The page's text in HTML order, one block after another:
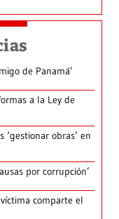
de Panamá’
a la Ley de
obras’ en
por corrupción’
comparte el